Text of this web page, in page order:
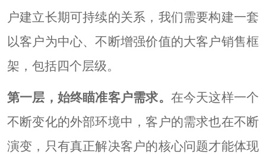
户建立长期可持续的关系，我们需要构建一套
以客户为中心、不断增强价值的大客户销售框
架，包括四个层级。
第一层，始终瞄准客户需求。 在今天这样一个
不断变化的外部环境中，客户的需求也在不断
演变，只有真正解决客户的核心问题才能体现